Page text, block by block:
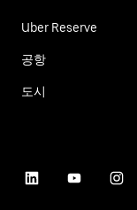
Uber Reserve
공항
도시